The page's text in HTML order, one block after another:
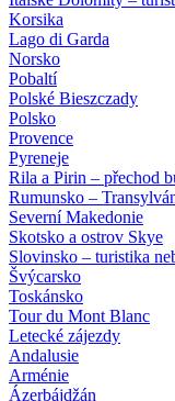
Korsika
Lago di Garda
Norsko
Pobaltí
Polské Bieszczady
Polsko
Provence
Pyreneje
Rila a Pirin – přechod
Rumunsko –
Severní Makedonie
Skotsko a ostrov Skye
Slovinsko – turistika
Švýcarsko
Toskánsko
Tour du Mont Blanc
Letecké zájezdy
Andalusie
Arménie
Ázerbájdžán